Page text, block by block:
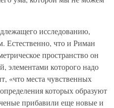
исследованию,
Естественно, что и Риман
пространство он
элементами которого надо
«что места чувственных
которых образуют
прибавили еще новые и